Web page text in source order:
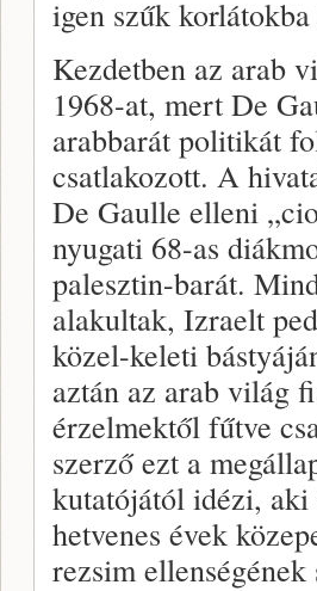
igen szűk
Kezdetben az arab
1968-at, mert De
arabbarát politikát
csatlakozott. A
De Gaulle elleni
nyugati 68-as
palesztin-barát.
alakultak, Izraelt
közel-keleti
aztán az arab világ
érzelmektől fűtve
szerző ezt a
kutatójától idézi, aki
hetvenes évek
rezsim ellenségének